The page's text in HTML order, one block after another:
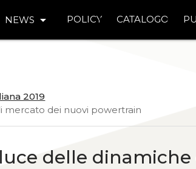
NEWS arrow_drop_down POLICY CATALOGO
2019
mercato dei nuovi powertrain
delle dinamiche